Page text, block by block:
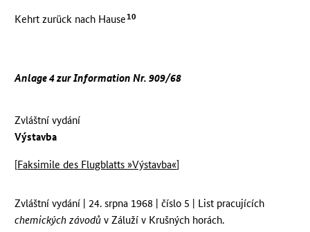
Kehrt zurück nach Hause10
Anlage 4 zur Information Nr. 909/68
Zvláštní vydání
Výstavba
[Faksimile des Flugblatts »Výstavba«]
Zvláštní vydání | 24. srpna 1968 | číslo 5 | List pracujících
chemických závodů v Záluží v Krušných horách.